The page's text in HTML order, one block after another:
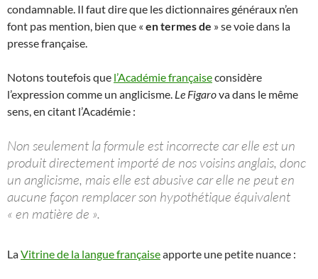
condamnable. Il faut dire que les dictionnaires généraux n’en
font pas mention, bien que « en termes de » se voie dans la
presse française.
Notons toutefois que l’Académie françaiseconsidère
l’expression comme un anglicisme. Le Figarova dans le même
sens, en citant l’Académie :
Non seulement la formule est incorrecte car elle est un
produit directement importé de nos voisins anglais, donc
un anglicisme, mais elle est abusive car elle ne peut en
aucune façon remplacer son hypothétique équivalent
« en matière de ».
LaVitrine de la langue françaiseapporte une petite nuance :